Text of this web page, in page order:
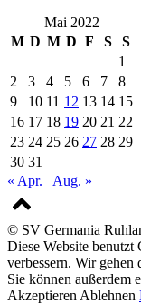
Mai 2022
M D M D F S
S
1
2
3 4 5 6 7
8
9
10 11 12 13 14 15
16 17 18 19 20 21 22
23 24 25 26 27 28 29
30 31
« Apr.
Aug. »
© SV Germania
Diese Website benutzt
verbessern. Wir gehen
Sie können außerdem
Akzeptieren Ablehnen